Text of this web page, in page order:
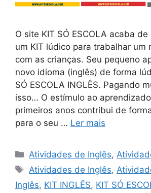
O site KIT SÓ ESCOLA acaba
um KIT lúdico para trabalhar um
com as crianças. Seu pequeno
novo idioma (inglês) de forma
SÓ ESCOLA INGLÊS. Pagando
isso… O estímulo ao
primeiros anos contribui de
para o seu … Ler mais
Categorias
Atividades de Inglês,
Tags
Atividades de Inglês,
Inglês, KIT INGLÊS, KIT SÓ